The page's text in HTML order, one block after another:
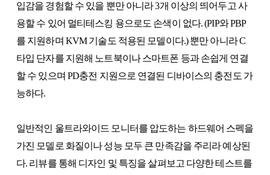
입감을 경험할 수 있을 뿐만 아니라 3개 이상의 띄어두고 사
용할 수 있어 멀티테스킹 용으로도 손색이 없다. (PIP와 PBP
를 지원하며 KVM 기술도 적용된 모델이다.) 뿐만 아니라 C
타입 단자를 지원해 노트북이나 스마트폰 등과 손쉽게 연결
할 수 있으며 PD충전 지원으로 연결된 디바이스의 충전도 가
능하다.
일반적인 울트라와이드 모니터를 압도하는 하드웨어 스펙을
가진 모델로 화질이나 성능 모두 큰 만족감을 주리라 예상된
다. 리뷰를 통해 디자인 및 특징을 살펴보고 다양한 테스트를